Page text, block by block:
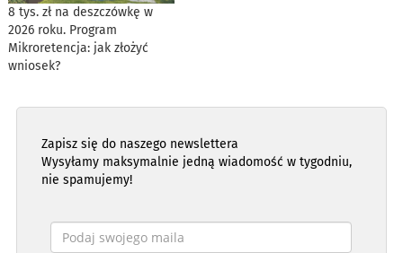
8 tys. zł na deszczówkę w
2026 roku. Program
Mikroretencja: jak złożyć
wniosek?
Zapisz się do naszego newslettera
Wysyłamy maksymalnie jedną wiadomość w tygodniu,
nie spamujemy!